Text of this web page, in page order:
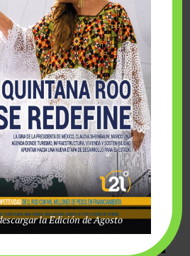
A-Wish México unieron
el deseo de una …
la Edición de Agosto